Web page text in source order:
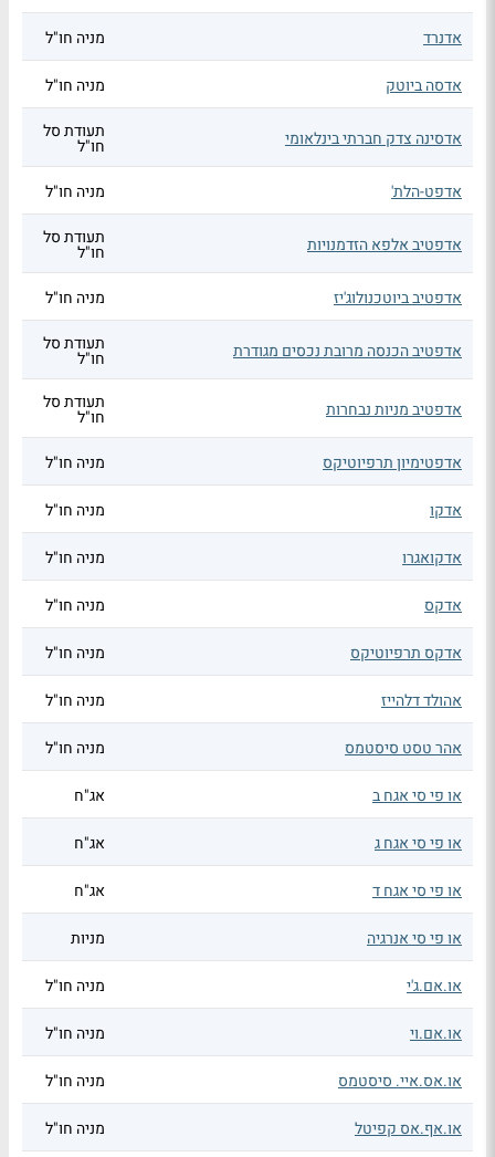
אדנרד מניה חו"ל
אדסה ביוטק מניה חו"ל
אדסינה צדק חברתי בינלאומי תעודת סל
חו"ל
אדפט-הלת'
מניה חו"ל
אדפטיב אלפא הזדמנויות תעודת סל
חו"ל
אדפטיב ביוטכנולוג'יז
מניה חו"ל
אדפטיב הכנסה מרובת נכסים מגודרת תעודת סל
חו"ל
אדפטיב מניות נבחרות תעודת סל
חו"ל
אדפטימיון תרפיוטיקס
מניה חו"ל
אדקו מניה חו"ל
אדקואגרו מניה חו"ל
אדקס מניה חו"ל
אדקס תרפיוטיקס מניה חו"ל
אהולד דלהייז מניה חו"ל
אהר טסט סיסטמס מניה חו"ל
או פי סי אגח ב אג"ח
או פי סי אגח ג אג"ח
או פי סי אגח ד אג"ח
או פי סי אנרגיה מניות
או.אם.ג'י מניה חו"ל
או.אם.וי מניה חו"ל
או.אס.איי. סיסטמס מניה חו"ל
או.אף.אס קפיטל מניה חו"ל